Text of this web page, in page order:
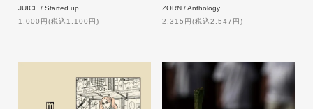
JUICE / Started up
1,000円(税込1,100円)
ZORN / Anthology
2,315円(税込2,547円)